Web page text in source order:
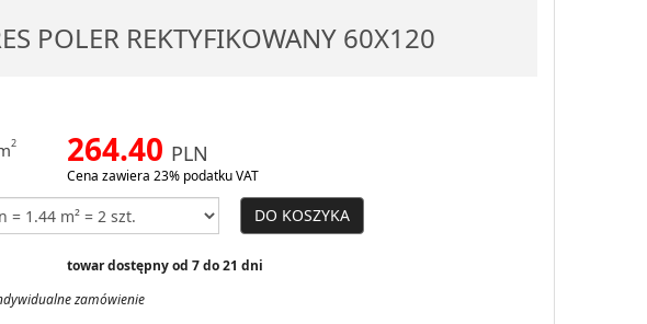
POLER REKTYFIKOWANY 60X120
2 264.40 PLN
Cena zawiera 23% podatku VAT
DO KOSZYKA
towar dostępny od 7 do 21 dni
zamówienie